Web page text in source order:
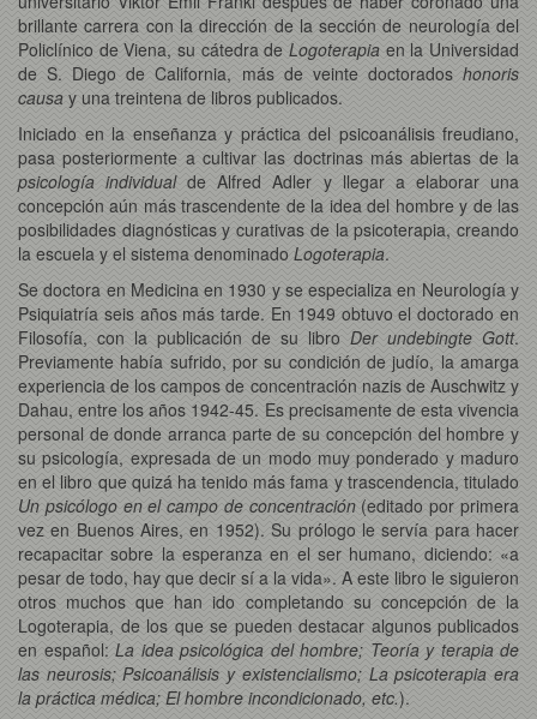
brillante carrera con la dirección de la sección de neurología del
Policlínico de Viena, su cátedra de Logoterapia en la Universidad
de S. Diego de California, más de veinte doctorados honoris
causa y una treintena de libros publicados.
Iniciado en la enseñanza y práctica del psicoanálisis freudiano,
pasa posteriormente a cultivar las doctrinas más abiertas de la
psicología individualde Alfred Adler y llegar a elaborar una
concepción aún más trascendente de la idea del hombre y de las
posibilidades diagnósticas y curativas de la psicoterapia, creando
la escuela y el sistema denominado Logoterapia.
Se doctora en Medicina en 1930 y se especializa en Neurología y
Psiquiatría seis años más tarde. En 1949 obtuvo el doctorado en
Filosofía, con la publicación de su libro Der undebingte Gott.
Previamente había sufrido, por su condición de judío, la amarga
experiencia de los campos de concentración nazis de Auschwitz y
Dahau, entre los años 1942-45. Es precisamente de esta vivencia
personal de donde arranca parte de su concepción del hombre y
su psicología, expresada de un modo muy ponderado y maduro
en el libro que quizá ha tenido más fama y trascendencia, titulado
Un psicólogo en el campo de concentración(editado por primera
vez en Buenos Aires, en 1952). Su prólogo le servía para hacer
recapacitar sobre la esperanza en el ser humano, diciendo: «a
pesar de todo, hay que decir sí a la vida». A este libro le siguieron
otros muchos que han ido completando su concepción de la
Logoterapia, de los que se pueden destacar algunos publicados
en español: La idea psicológica del hombre; Teoría y terapia de
las neurosis; Psicoanálisis y existencialismo; La psicoterapia era
la práctica médica; El hombre incondicionado, etc.).